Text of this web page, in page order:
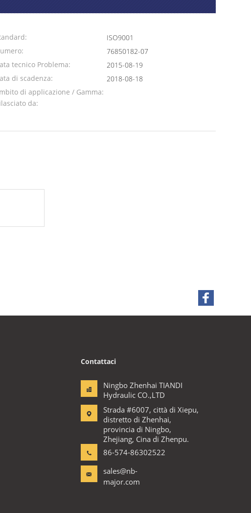
ISO9001
76850182-07
tecnico Problema:
2015-08-19
di scadenza:
2018-08-18
di applicazione / Gamma:
da:
Contattaci
Ningbo Zhenhai TIANDI
Hydraulic CO.,LTD
Strada #6007, città di Xiepu,
distretto di Zhenhai,
provincia di Ningbo,
Zhejiang, Cina di Zhenpu.
86-574-86302522
sales@nb-
major.com